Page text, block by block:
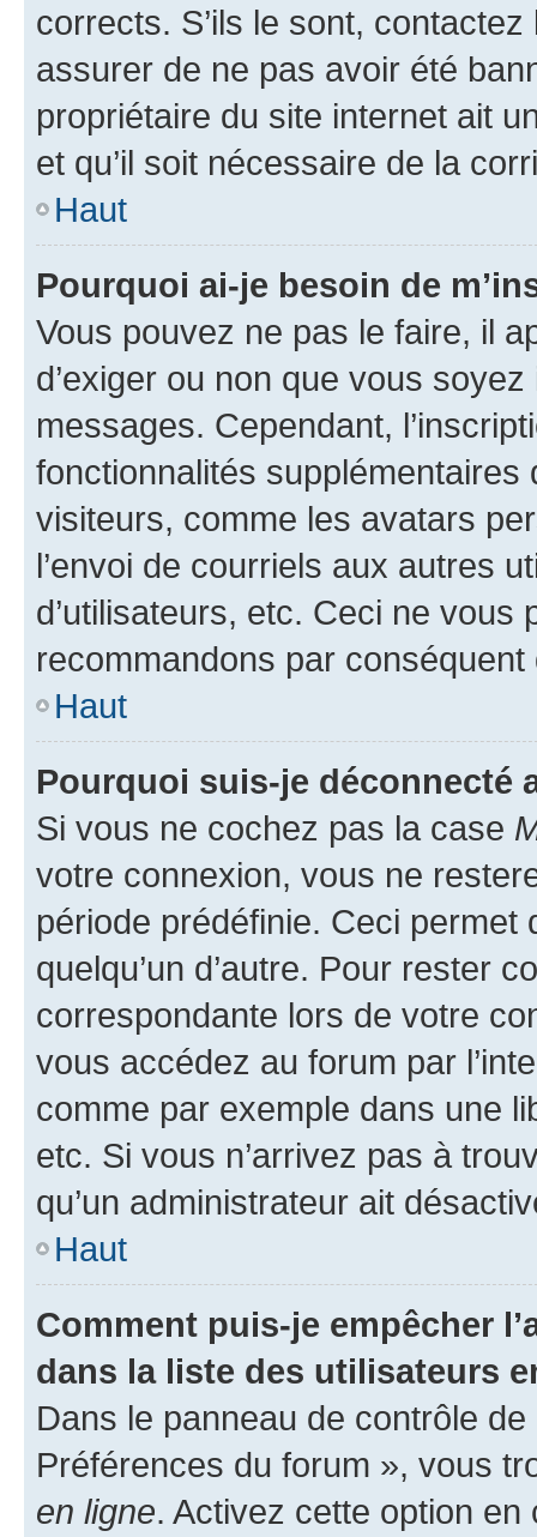
corrects. S’ils le sont,
assurer de ne pas avoir été
propriétaire du site internet ait
et qu’il soit nécessaire de la
Haut
Pourquoi ai-je besoin de
Vous pouvez ne pas le faire, il
d’exiger ou non que vous
messages. Cependant,
fonctionnalités
visiteurs, comme les avatars
l’envoi de courriels aux autres
d’utilisateurs, etc. Ceci ne vous
recommandons par conséquent
Haut
Pourquoi suis-je déconnecté
Si vous ne cochez pas la case
votre connexion, vous ne
période prédéfinie. Ceci permet
quelqu’un d’autre. Pour rester
correspondante lors de votre
vous accédez au forum par
comme par exemple dans une
etc. Si vous n’arrivez pas à
qu’un administrateur ait
Haut
Comment puis-je empêcher
dans la liste des utilisateurs
Dans le panneau de contrôle
Préférences du forum », vous
en ligne. Activez cette option